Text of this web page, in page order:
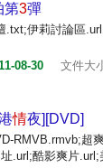
第3彈
.txt;伊莉討論區
08-30 文件大
情夜][DVD]
RMVB.rmvb;超
.url;酷影爽片.url;